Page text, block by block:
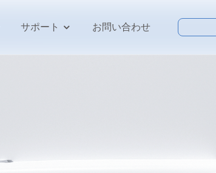
サポート お問い合わせ